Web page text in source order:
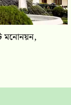
মনোনয়ন,